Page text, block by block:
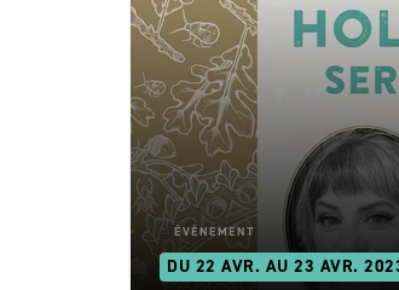
ÉVÈNEMENT
DU 22 AVR. AU 23 AVR.